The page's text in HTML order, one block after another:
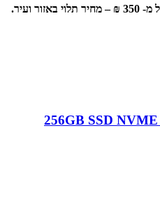
ועיר.